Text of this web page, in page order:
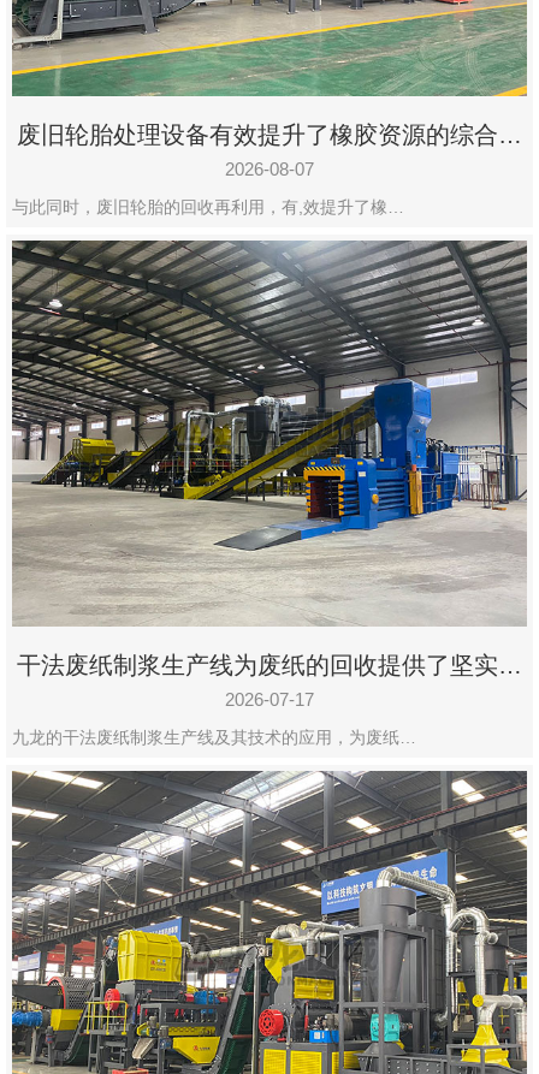
州
市
九
设
有
限
公
司
豫
ICP
备
19020390
号-1
废旧轮胎处理设备有效提升了橡胶资源的综合利
用率
2026-08-07
与此同时，废旧轮胎的回收再利用，有,效提升了橡…
干法废纸制浆生产线为废纸的回收提供了坚实的
保障
2026-07-17
九龙的干法废纸制浆生产线及其技术的应用，为废纸…